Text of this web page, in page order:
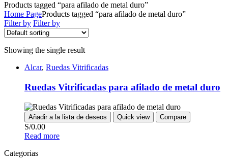
Products tagged “para afilado de metal duro”
Home PageProducts tagged “para afilado de metal duro”
Filter by Filter by
Showing the single result
Alcar, Ruedas Vitrificadas
Ruedas Vitrificadas para afilado de metal duro
Añadir a la lista de deseos Quick view Compare
S/0.00
Read more
Categorias